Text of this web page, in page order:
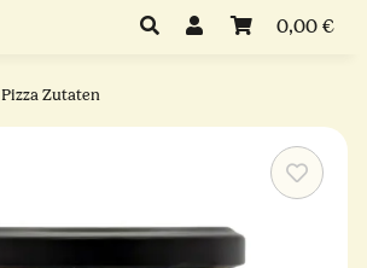
0,00 €
Pizza Zutaten